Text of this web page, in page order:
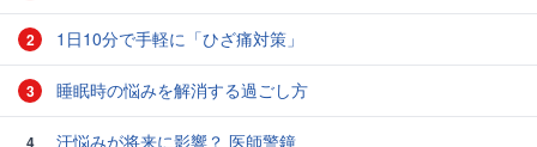
2 1日10分で手軽に「ひざ痛対策」
3 睡眠時の悩みを解消する過ごし方
4 汗悩みが将来に影響？ 医師警鐘